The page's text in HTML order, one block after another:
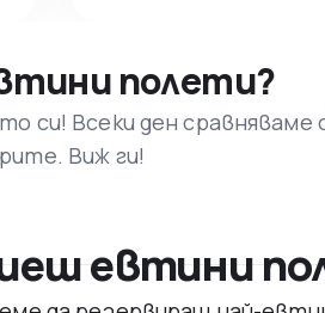
полети?
си! Всеки ден
Виж ги!
евтини